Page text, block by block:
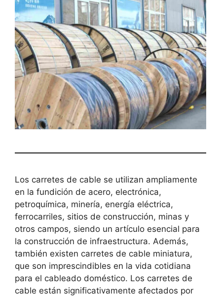
Los carretes de cable se utilizan ampliamente
en la fundición de acero, electrónica,
petroquímica, minería, energía eléctrica,
ferrocarriles, sitios de construcción, minas y
otros campos, siendo un artículo esencial para
la construcción de infraestructura. Además,
también existen carretes de cable miniatura,
que son imprescindibles en la vida cotidiana
para el cableado doméstico. Los carretes de
cable están significativamente afectados por